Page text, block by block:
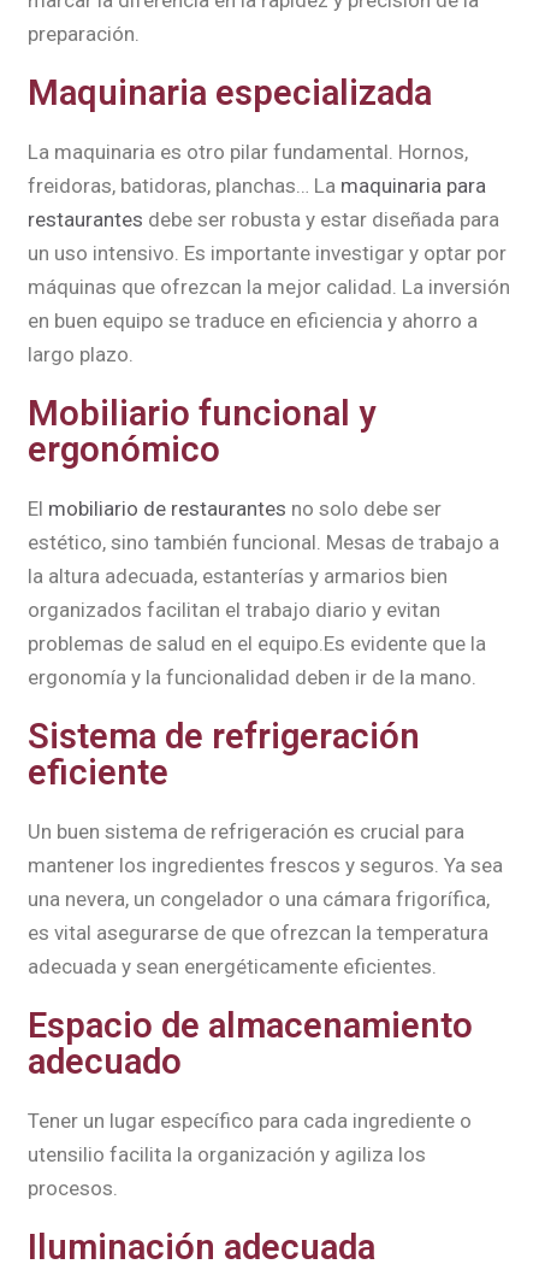
preparación.
Maquinaria especializada
La maquinaria es otro pilar fundamental. Hornos,
freidoras, batidoras, planchas… La maquinaria para
restaurantes debe ser robusta y estar diseñada para
un uso intensivo. Es importante investigar y optar por
máquinas que ofrezcan la mejor calidad. La inversión
en buen equipo se traduce en eficiencia y ahorro a
largo plazo.
Mobiliario funcional y
ergonómico
El mobiliario de restaurantes no solo debe ser
estético, sino también funcional. Mesas de trabajo a
la altura adecuada, estanterías y armarios bien
organizados facilitan el trabajo diario y evitan
problemas de salud en el equipo.Es evidente que la
ergonomía y la funcionalidad deben ir de la mano.
Sistema de refrigeración
eficiente
Un buen sistema de refrigeración es crucial para
mantener los ingredientes frescos y seguros. Ya sea
una nevera, un congelador o una cámara frigorífica,
es vital asegurarse de que ofrezcan la temperatura
adecuada y sean energéticamente eficientes.
Espacio de almacenamiento
adecuado
Tener un lugar específico para cada ingrediente o
utensilio facilita la organización y agiliza los
procesos.
Iluminación adecuada